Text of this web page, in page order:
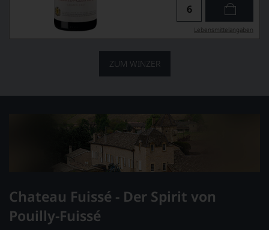
Lebensmittel­angaben
ZUM WINZER
Chateau Fuissé - Der Spirit von
Pouilly-Fuissé